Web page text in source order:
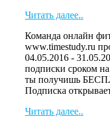
Читать далее..
Команда онлайн
www.timestudy.ru
04.05.2016 -
подписки сроком
ты получишь
Подписка
Читать далее..